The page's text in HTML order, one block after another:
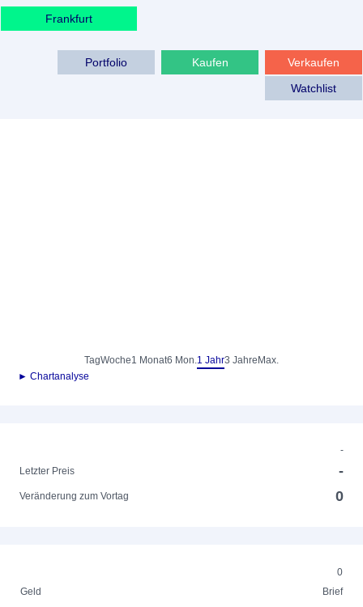
Frankfurt
Verkaufen
Kaufen
Portfolio
Watchlist
TagWoche1 Monat6 Mon.1 Jahr3 Jahre Max.
► Chartanalyse
-
Letzter Preis
-
Veränderung zum Vortag 0
0
Geld
Brief